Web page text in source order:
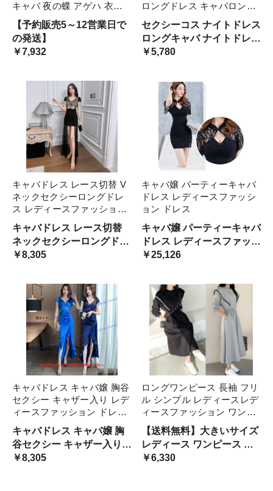
キャバ 夜の蝶 アゲハ 衣装
ワンピース セクシー アーバ
ン スタイリッシュ レディー
ス 魅惑
【予約販売5～12営業日で
の発送】
￥7,932
ロングドレス キャバロング
ロングキャバ パーティー キ
ャバクラ キャバ嬢 大きいサ
イズフリーダム sale クラブ
セクシーコス ナイトドレス
ロングキャバ ナイトドレス
キャバ ドレス セクシード
イズ サイズ 2サイズ 3サイ
ズ ビッグサイズ
￥5,780
キャバドレス レース切替 V
ネックセクシーロングドレ
ス レディースファッション
ドレス
キャバドレス レース切替
ネックセクシーロングドレ
ス レディースファッション
￥8,305
キャバ嬢 パーティーキャバ
ドレス レディースファッシ
ョン ドレス
キャバ嬢 パーティーキャバ
ドレス レディースファッシ
ョン ドレス
￥25,126
キャバドレス キャバ嬢 胸谷
セクシー キャザー入り レデ
ィースファッション ドレス
フィッシュテールロングド
レス
キャバドレス キャバ嬢 胸
谷セクシー キャザー入り
レディースファッション ド
￥8,305
ロングワンピース 長袖 フリ
ル シンプル レディースレデ
ィースファッション ワンピ
ース カジュアル
【送料無料】大きいサイズ
レディース ワンピース 春
夏
￥6,330